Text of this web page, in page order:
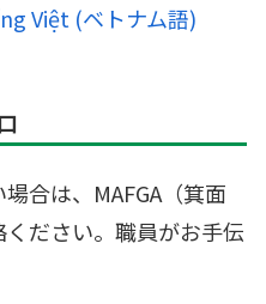
Việt (ベトナム語)
合は、MAFGA（箕面
ださい。職員がお手伝